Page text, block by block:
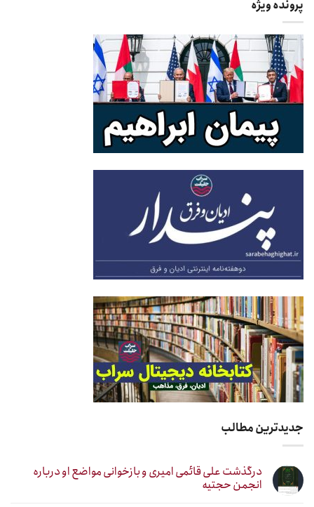
پرونده ویژه
جدیدترین مطالب
درگذشت علی قائمی امیری و بازخوانی مواضع او درباره
انجمن حجتیه